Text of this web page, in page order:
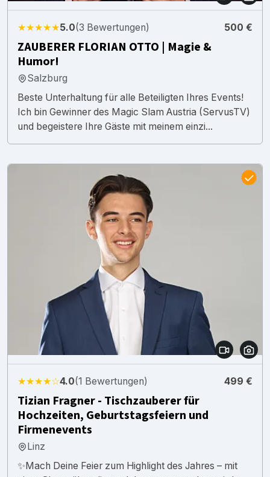
★★★★★5.0(3 Bewertungen) 500 €
ZAUBERER FLORIAN OTTO | Magie &
Humor!
Salzburg
Beste Unterhaltung für alle Beteiligten Ihres Events!
Ich bin Gewinner des Magic Slam Austria (ServusTV)
und begeistere Ihre Gäste mit meinem einzi...
★★★★☆4.0(1 Bewertungen) 499 €
Tizian Fragner - Tischzauberer für
Hochzeiten, Geburtstagsfeiern und
Firmenevents
Linz
✨Mach Deine Feier zum Highlight des Jahres – mit